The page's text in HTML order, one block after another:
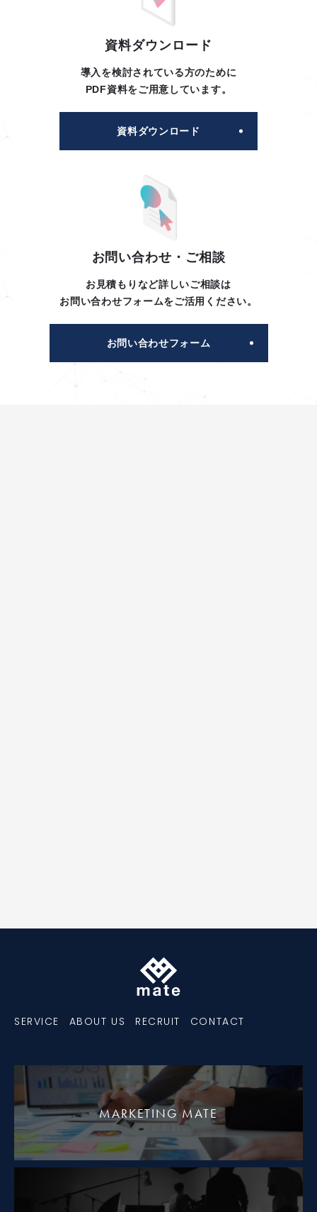
資料ダウンロード
導入を検討されている方のために
PDF資料をご用意しています。
資料ダウンロード
お問い合わせ・ご相談
お見積もりなど詳しいご相談は
お問い合わせフォームをご活用ください。
お問い合わせフォーム
SERVICE ABOUT US RECRUIT CONTACT
MARKETING MATE